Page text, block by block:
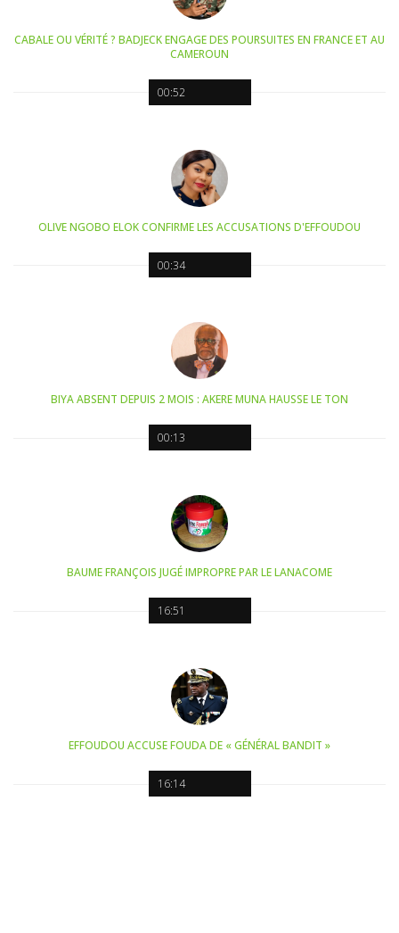
00:52
CABALE OU VÉRITÉ ? BADJECK ENGAGE DES POURSUITES EN FRANCE ET AU
CAMEROUN
00:34
OLIVE NGOBO ELOK CONFIRME LES ACCUSATIONS D'EFFOUDOU
00:13
BIYA ABSENT DEPUIS 2 MOIS : AKERE MUNA HAUSSE LE TON
16:51
BAUME FRANÇOIS JUGÉ IMPROPRE PAR LE LANACOME
16:14
EFFOUDOU ACCUSE FOUDA DE « GÉNÉRAL BANDIT »